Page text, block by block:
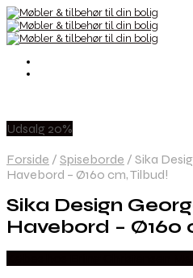
Udsalg 20%
Forside / Spiseborde / Sika
Havebord – Ø160 cm, Tilbud!
Sika Design
Havebord – Ø160